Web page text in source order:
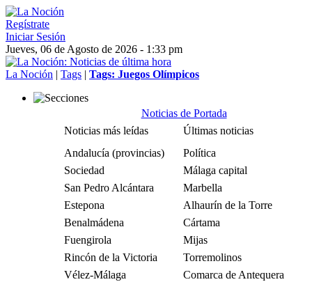
Regístrate
Iniciar Sesión
Jueves, 06 de Agosto de 2026 - 1:33 pm
La Noción | Tags | Tags: Juegos Olímpicos
Noticias de Portada
Noticias más leídas
Últimas noticias
Andalucía (provincias)
Política
Sociedad
Málaga capital
San Pedro Alcántara
Marbella
Estepona
Alhaurín de la Torre
Benalmádena
Cártama
Fuengirola
Mijas
Rincón de la Victoria
Torremolinos
Vélez-Málaga
Comarca de Antequera